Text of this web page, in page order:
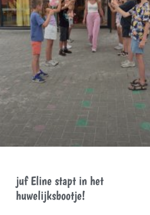
juf Eline stapt in het
huwelijksbootje!